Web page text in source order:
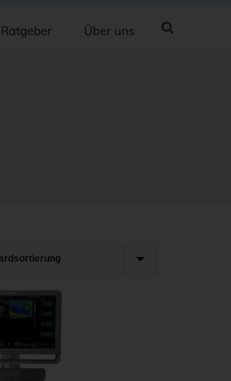
Ratgeber Über uns
Dialog geschlossen. Seine Funktionalität ist